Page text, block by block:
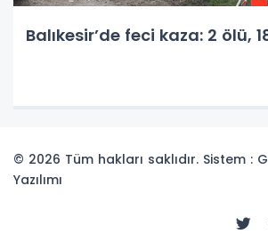
Balıkesir’de feci kaza: 2 ölü,
© 2026 Tüm hakları saklıdır. Sistem :
Yazılımı